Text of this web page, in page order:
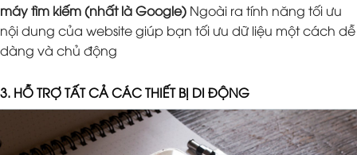
máy tìm kiếm (nhất là Google) Ngoài ra tính năng tối ưu
nội dung của website giúp bạn tối ưu dữ liệu một cách dễ
dàng và chủ động
3. HỖ TRỢ TẤT CẢ CÁC THIẾT BỊ DI ĐỘNG